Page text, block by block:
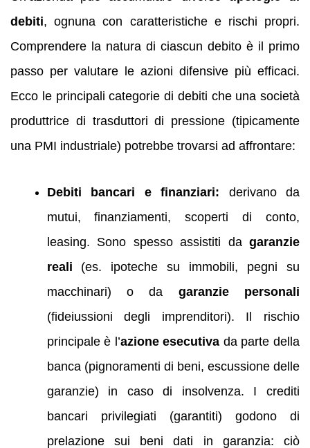
debiti, ognuna con caratteristiche e rischi propri.
Comprendere la natura di ciascun debito è il primo
passo per valutare le azioni difensive più efficaci.
Ecco le principali categorie di debiti che una società
produttrice di trasduttori di pressione (tipicamente
una PMI industriale) potrebbe trovarsi ad affrontare:
Debiti bancari e finanziari: derivano da
mutui, finanziamenti, scoperti di conto,
leasing. Sono spesso assistiti da garanzie
reali (es. ipoteche su immobili, pegni su
macchinari) o da garanzie personali
(fideiussioni degli imprenditori). Il rischio
principale è l’azione esecutiva da parte della
banca (pignoramenti di beni, escussione delle
garanzie) in caso di insolvenza. I crediti
bancari privilegiati (garantiti) godono di
prelazione sui beni dati in garanzia: ciò